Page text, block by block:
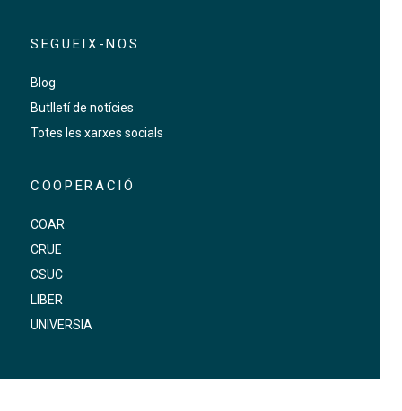
SEGUEIX-NOS
Blog
Butlletí de notícies
Totes les xarxes socials
COOPERACIÓ
COAR
CRUE
CSUC
LIBER
UNIVERSIA